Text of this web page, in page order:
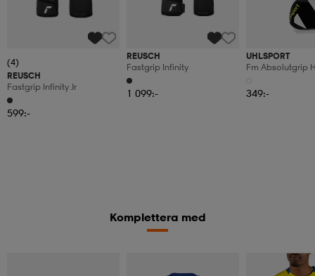
(4)
REUSCH
Fastgrip Infinity Jr
599:-
REUSCH
Fastgrip Infinity
1 099:-
UHLSPORT
Fm Absolutgrip
349:-
Komplettera med